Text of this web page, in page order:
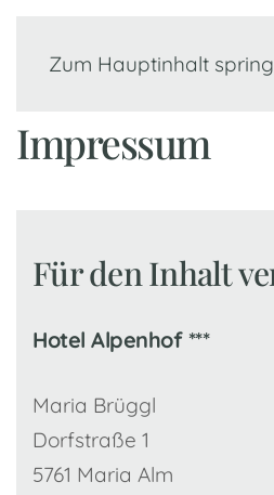
Zum Hauptinhalt
Impressum
Für den Inhalt
Hotel Alpenhof ***
Maria Brüggl
Dorfstraße 1
5761 Maria Alm